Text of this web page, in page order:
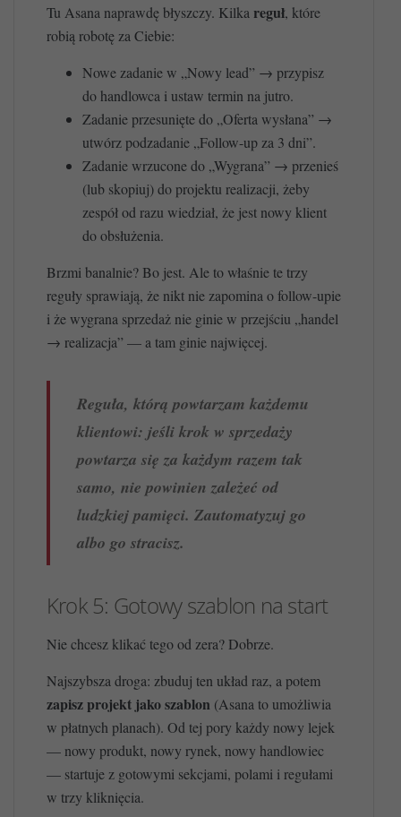
Tu Asana naprawdę błyszczy. Kilka reguł, które
robią robotę za Ciebie:
Nowe zadanie w „Nowy lead” → przypisz
do handlowca i ustaw termin na jutro.
Zadanie przesunięte do „Oferta wysłana” →
utwórz podzadanie „Follow-up za 3 dni”.
Zadanie wrzucone do „Wygrana” → przenieś
(lub skopiuj) do projektu realizacji, żeby
zespół od razu wiedział, że jest nowy klient
do obsłużenia.
Brzmi banalnie? Bo jest. Ale to właśnie te trzy
reguły sprawiają, że nikt nie zapomina o follow-upie
i że wygrana sprzedaż nie ginie w przejściu „handel
→ realizacja” — a tam ginie najwięcej.
Reguła, którą powtarzam każdemu
klientowi: jeśli krok w sprzedaży
powtarza się za każdym razem tak
samo, nie powinien zależeć od
ludzkiej pamięci. Zautomatyzuj go
albo go stracisz.
Krok 5: Gotowy szablon na start
Nie chcesz klikać tego od zera? Dobrze.
Najszybsza droga: zbuduj ten układ raz, a potem
zapisz projekt jako szablon (Asana to umożliwia
w płatnych planach). Od tej pory każdy nowy lejek
— nowy produkt, nowy rynek, nowy handlowiec
— startuje z gotowymi sekcjami, polami i regułami
w trzy kliknięcia.